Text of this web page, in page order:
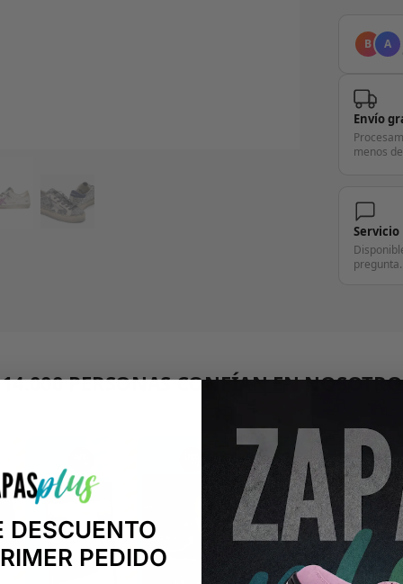
B A
Envío
menos
Servicio
pregunta.
PERSONAS CONFÍAN EN
DESCUENTO
PEDIDO